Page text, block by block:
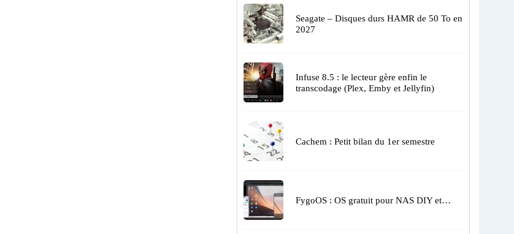
Seagate – Disques durs HAMR de 50 To en
2027
Infuse 8.5 : le lecteur gère enfin le
transcodage (Plex, Emby et Jellyfin)
Cachem : Petit bilan du 1er semestre
FygoOS : OS gratuit pour NAS DIY et…